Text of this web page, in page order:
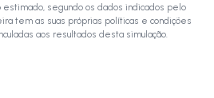
segundo os dados indicados pelo
tem as suas próprias políticas e condições
aos resultados desta simulação.